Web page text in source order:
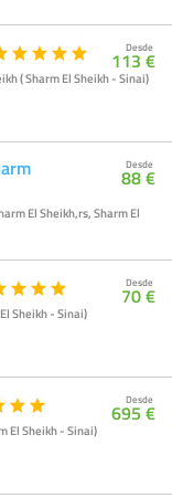
( Sharm El Sheikh - Sinai)
Desde
113 €
El Sheikh,rs, Sharm El
Desde
88 €
Sheikh - Sinai)
Desde
70 €
El Sheikh - Sinai)
Desde
695 €